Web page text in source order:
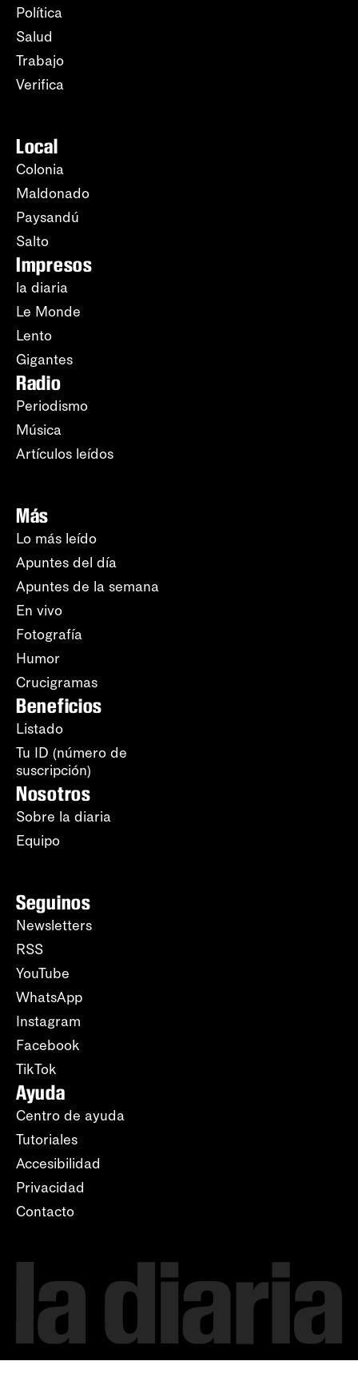
Política
Salud
Trabajo
Verifica
Local
Colonia
Maldonado
Paysandú
Salto
Impresos
la diaria
Le Monde
Lento
Gigantes
Radio
Periodismo
Música
Artículos leídos
Más
Lo más leído
Apuntes del día
Apuntes de la semana
En vivo
Fotografía
Humor
Crucigramas
Beneficios
Listado
Tu ID (número de
suscripción)
Nosotros
Sobre la diaria
Equipo
Seguinos
Newsletters
RSS
YouTube
WhatsApp
Instagram
Facebook
TikTok
Ayuda
Centro de ayuda
Tutoriales
Accesibilidad
Privacidad
Contacto